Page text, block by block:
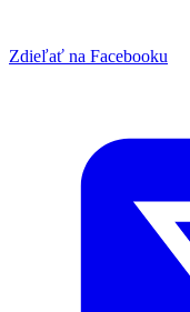
Zdieľať na Facebooku